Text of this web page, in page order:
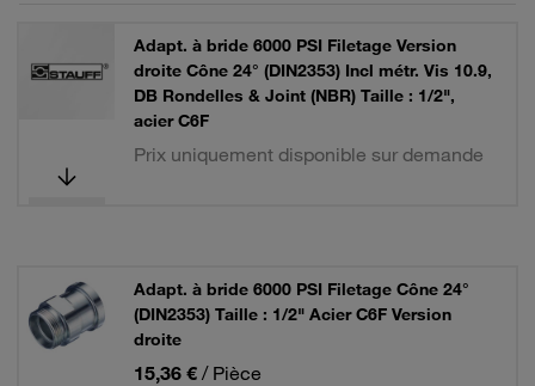
Adapt. à bride 6000 PSI Filetage Version
droite Cône 24° (DIN2353) Incl métr. Vis 10.9,
DB Rondelles & Joint (NBR) Taille : 1/2",
acier C6F
Prix uniquement disponible sur demande
Adapt. à bride 6000 PSI Filetage Cône 24°
(DIN2353) Taille : 1/2" Acier C6F Version
droite
15,36 € / Pièce